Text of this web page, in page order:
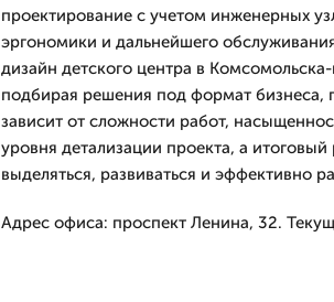
проектирование с учетом инженерных
эргономики и дальнейшего
дизайн детского центра в
подбирая решения под формат бизнеса,
зависит от сложности работ,
уровня детализации проекта, а итоговый
выделяться, развиваться и эффективно
Адрес офиса: проспект Ленина, 32.